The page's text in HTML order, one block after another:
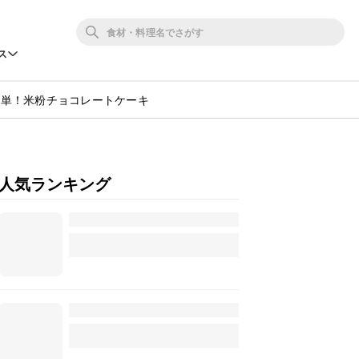
！米粉チョコレートケーキ
人気ランキング